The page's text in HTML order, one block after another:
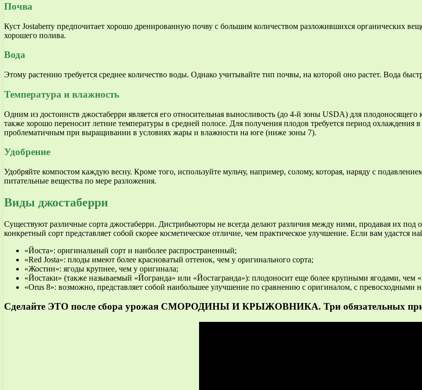
Почва
Куст Jostaberry предпочитает хорошо дренированную почву с большим количеством разложившихся органических
хорошего полива.
Вода
Этому растению требуется среднее количество воды. Однако учитывайте тип почвы, на которой оно растет. Вода
Температура и влажность
Одним из достоинств джостаберри является его относительная выносливость (до 4-й зоны USDA) для
также хорошо переносит летние температуры в средней полосе. Для получения плодов требуется период охлаждения
проблематичным при выращивании в условиях жары и влажности на юге (ниже зоны 7).
Удобрение
Удобряйте компостом каждую весну. Кроме того, используйте мульчу, например, солому, которая, наряду с
питательные вещества по мере разложения.
Виды джостаберри
Существуют различные сорта джостаберри. Дистрибьюторы не всегда делают различия между ними, продавая их
конкретный сорт представляет собой скорее косметическое отличие, чем практическое улучшение. Если вам удастся
«Йоста»: оригинальный сорт и наиболее распространенный;
«Red Josta»: плоды имеют более красноватый оттенок, чем у оригинального сорта;
«Жостин»: ягоды крупнее, чем у оригинала;
«Йостаки» (также называемый «Йогранда» или «Йостагранда»): плодоносит еще более крупными ягодами, чем
«Orus 8»: возможно, представляет собой наибольшее улучшение по сравнению с оригиналом, с
Сделайте ЭТО после сбора урожая СМОРОДИНЫ И КРЫЖОВНИКА. Три обязательных